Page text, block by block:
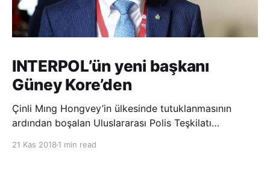
INTERPOL’ün yeni başkanı
Güney Kore’den
Çinli Mıng Hongvey’in ülkesinde tutuklanmasının
ardından boşalan Uluslararası Polis Teşkilatı
21 Kas 2018 1 min read